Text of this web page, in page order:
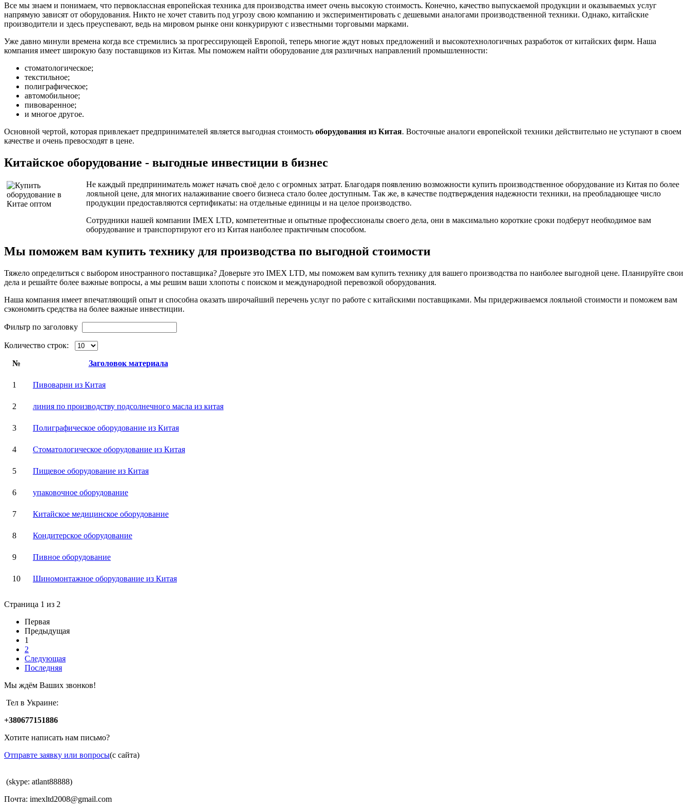
Все мы знаем и понимаем, что первоклассная европейская техника для производства имеет очень высокую стоимость. Конечно, качество выпускаемой продукции и оказываемых услуг
напрямую зависят от оборудования. Никто не хочет ставить под угрозу свою компанию и экспериментировать с дешевыми аналогами производственной техники. Однако, китайские
производители и здесь преуспевают, ведь на мировом рынке они конкурируют с известными торговыми марками.
Уже давно минули времена когда все стремились за прогрессирующей Европой, теперь многие ждут новых предложений и высокотехнологичных разработок от китайских фирм. Наша
компания имеет широкую базу поставщиков из Китая. Мы поможем найти оборудование для различных направлений промышленности:
стоматологическое;
текстильное;
полиграфическое;
автомобильное;
пивоваренное;
и многое другое.
Основной чертой, которая привлекает предпринимателей является выгодная стоимость оборудования из Китая. Восточные аналоги европейской техники действительно не уступают в своем
качестве и очень превосходят в цене.
Китайское оборудование - выгодные инвестиции в бизнес
Не каждый предприниматель может начать своё дело с огромных затрат. Благодаря появлению возможности купить производственное оборудование из Китая по более
лояльной цене, для многих налаживание своего бизнеса стало более доступным. Так же, в качестве подтверждения надежности техники, на преобладающее число
продукции предоставляются сертификаты: на отдельные единицы и на целое производство.
Сотрудники нашей компании IMEX LTD, компетентные и опытные профессионалы своего дела, они в максимально короткие сроки подберут необходимое вам
оборудование и транспортируют его из Китая наиболее практичным способом.
Мы поможем вам купить технику для производства по выгодной стоимости
Тяжело определиться с выбором иностранного поставщика? Доверьте это IMEX LTD, мы поможем вам купить технику для вашего производства по наиболее выгодной цене. Планируйте свои
дела и решайте более важные вопросы, а мы решим ваши хлопоты с поиском и международной перевозкой оборудования.
Наша компания имеет впечатляющий опыт и способна оказать широчайший перечень услуг по работе с китайскими поставщиками. Мы придерживаемся лояльной стоимости и поможем вам
сэкономить средства на более важные инвестиции.
Фильтр по заголовку
Количество строк:
№ Заголовок материала
1 Пивоварни из Китая
2 линия по производству подсолнечного масла из китая
3 Полиграфическое оборудование из Китая
4 Стоматологическое оборудование из Китая
5 Пищевое оборудование из Китая
6 упаковочное оборудование
7 Китайское медицинское оборудование
8 Кондитерское оборудование
9 Пивное оборудование
10 Шиномонтажное оборудование из Китая
Страница 1 из 2
Первая
Предыдущая
1
2
Следующая
Последняя
Мы ждём Ваших звонков!
Тел в Украине:
+380677151886
Хотите написать нам письмо?
Отправте заявку или вопросы(с сайта)
(skype: atlant88888)
Почта: imexltd2008@gmail.com